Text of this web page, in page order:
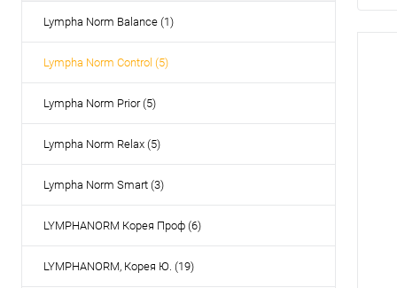
Lympha Norm Balance (1)
Lympha Norm Control (5)
Lympha Norm Prior (5)
Lympha Norm Relax (5)
Lympha Norm Smart (3)
LYMPHANORM Корея Проф (6)
LYMPHANORM, Корея Ю. (19)